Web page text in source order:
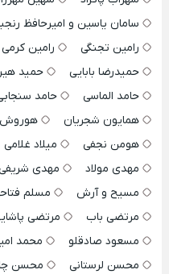
سامان یاسین و امیرحافظ
رامین تجنگی
رامین کرمی
حمیدرضا بابایی
حمید
حامد الماسی
حامد
همایون شجریان
هوروش
هومن نجفی
میلاد غلامی
مهدی مولاد
مهدی
مسیح و آرش
مسلم
مرتضی باب
مرتضی
مسعود صادقلو
محمد
محسن لرستانی
محسن